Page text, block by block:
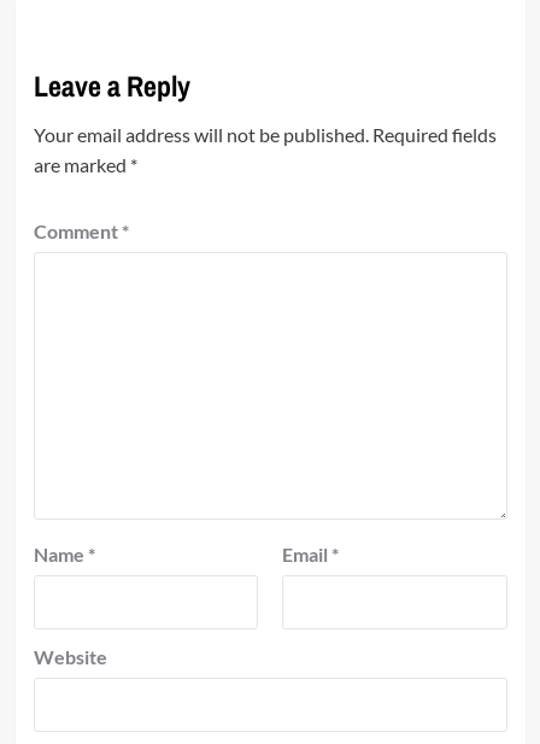
Leave a Reply
Your email address will not be published. Required fields
are marked *
Comment *
Name * Email *
Website